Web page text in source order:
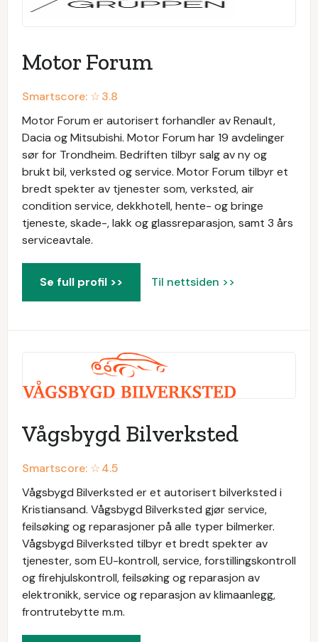
Motor Forum
Smartscore: ☆3.8
Motor Forum er autorisert forhandler av Renault,
Dacia og Mitsubishi. Motor Forum har 19 avdelinger
sør for Trondheim. Bedriften tilbyr salg av ny og
brukt bil, verksted og service. Motor Forum tilbyr et
bredt spekter av tjenester som, verksted, air
condition service, dekkhotell, hente- og bringe
tjeneste, skade-, lakk og glassreparasjon, samt 3 års
serviceavtale.
Se full profil >> Til nettsiden >>
Vågsbygd Bilverksted
Smartscore: ☆4.5
Vågsbygd Bilverksted er et autorisert bilverksted i
Kristiansand. Vågsbygd Bilverksted gjør service,
feilsøking og reparasjoner på alle typer bilmerker.
Vågsbygd Bilverksted tilbyr et bredt spekter av
tjenester, som EU-kontroll, service, forstillingskontroll
og firehjulskontroll, feilsøking og reparasjon av
elektronikk, service og reparasjon av klimaanlegg,
frontrutebytte m.m.